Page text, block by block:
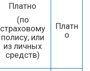
Платно
(по
страховому
полису, или
из личных
средств)
Платн
о